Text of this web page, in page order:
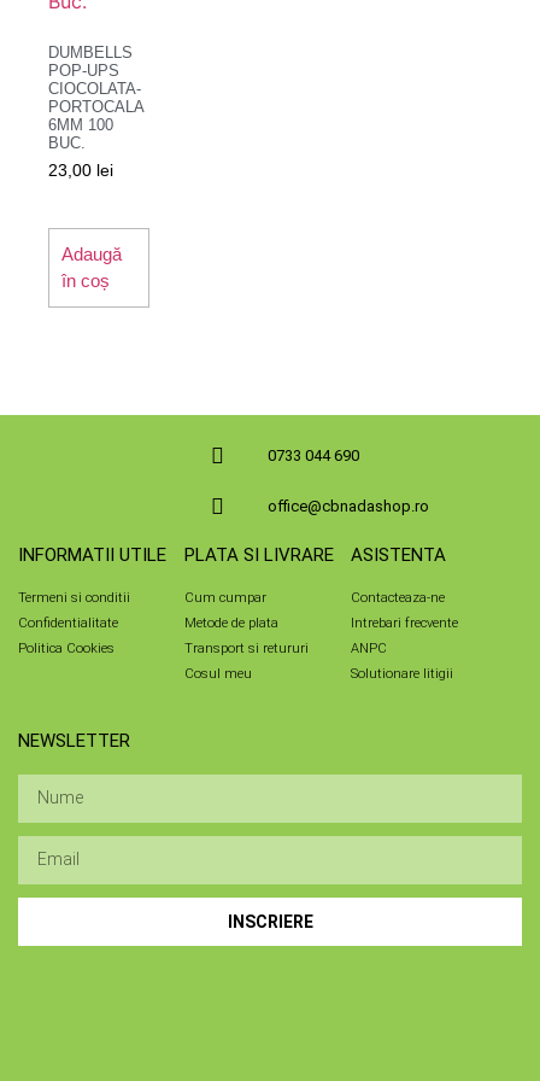
DUMBELLS
POP-UPS
CIOCOLATA-
PORTOCALA
6MM 100
BUC.
23,00 lei
Adaugă
în coș
0733 044 690
office@cbnadashop.ro
INFORMATII UTILE
Termeni si conditii
Confidentialitate
Politica Cookies
PLATA SI LIVRARE
Cum cumpar
Metode de plata
Transport si retururi
Cosul meu
ASISTENTA
Contacteaza-ne
Intrebari frecvente
ANPC
Solutionare litigii
NEWSLETTER
INSCRIERE